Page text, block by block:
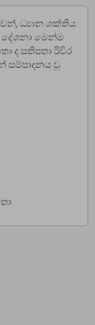
ධ්‍යාන ශක්තිය
දේශනා මෙන්ම
ද සතිපතා රිවිර
සම්පාදනය වූ